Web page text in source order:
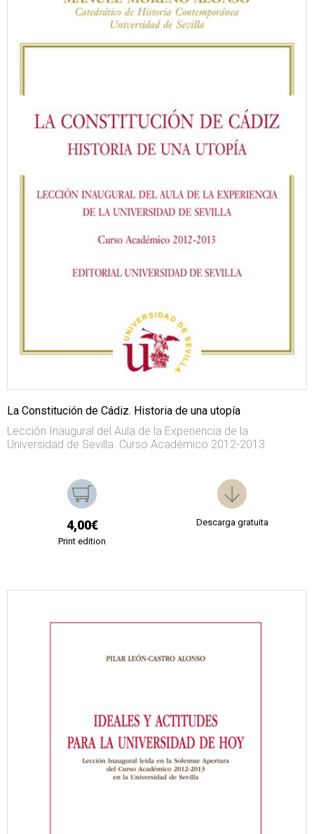
La Constitución de Cádiz. Historia de una utopía
Lección Inaugural del Aula de la Experiencia de la
Universidad de Sevilla. Curso Académico 2012-2013
4,00€
Print edition
Descarga gratuita